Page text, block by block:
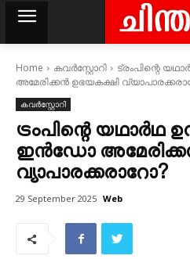
Home കവര്‍സ്റ്റോറി
ട്രംപിന്റെ
അമേരിക്കൻ ഉഭയകക്ഷി
കവര്‍സ്റ്റോറി
ട്രംപിന്റെ യഥാർഥ
ഇൻഡോ
വ്യാപാരക്കരാറോ?
29 September 2025 Web